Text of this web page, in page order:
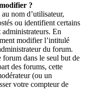
?
nom d’utilisateur,
ou identifient certains
administrateurs. En
modifier l’intitulé
du forum.
forum dans le seul but de
des forums, cette
(ou un
votre compteur de